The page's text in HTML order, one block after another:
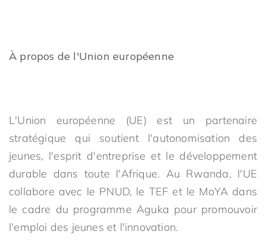
À propos de l'Union européenne
L'Union européenne (UE) est un partenaire
stratégique qui soutient l'autonomisation des
jeunes, l'esprit d'entreprise et le développement
durable dans toute l'Afrique. Au Rwanda, l'UE
collabore avec le PNUD, le TEF et le MoYA dans
le cadre du programme Aguka pour promouvoir
l'emploi des jeunes et l'innovation.